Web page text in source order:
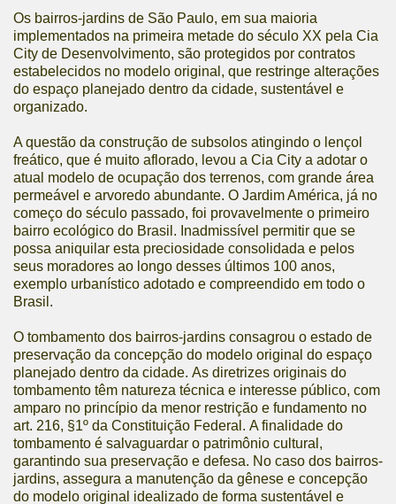
Os bairros-jardins de São Paulo, em sua maioria
implementados na primeira metade do século XX pela Cia
City de Desenvolvimento, são protegidos por contratos
estabelecidos no modelo original, que restringe alterações
do espaço planejado dentro da cidade, sustentável e
organizado.
A questão da construção de subsolos atingindo o lençol
freático, que é muito aflorado, levou a Cia City a adotar o
atual modelo de ocupação dos terrenos, com grande área
permeável e arvoredo abundante. O Jardim América, já no
começo do século passado, foi provavelmente o primeiro
bairro ecológico do Brasil. Inadmissível permitir que se
possa aniquilar esta preciosidade consolidada e pelos
seus moradores ao longo desses últimos 100 anos,
exemplo urbanístico adotado e compreendido em todo o
Brasil.
O tombamento dos bairros-jardins consagrou o estado de
preservação da concepção do modelo original do espaço
planejado dentro da cidade. As diretrizes originais do
tombamento têm natureza técnica e interesse público, com
amparo no princípio da menor restrição e fundamento no
art. 216, §1º da Constituição Federal. A finalidade do
tombamento é salvaguardar o patrimônio cultural,
garantindo sua preservação e defesa. No caso dos bairros-
jardins, assegura a manutenção da gênese e concepção
do modelo original idealizado de forma sustentável e